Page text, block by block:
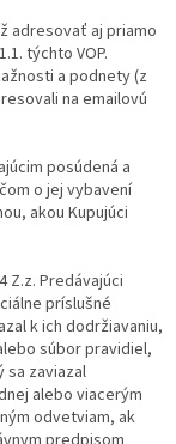
adresovať aj priamo
týchto VOP.
a podnety (z
na emailovú
posúdená a
o jej vybavení
akou Kupujúci
Z.z. Predávajúci
príslušné
k ich dodržiavaniu,
súbor pravidiel,
sa zaviazal
alebo viacerým
odvetviam, ak